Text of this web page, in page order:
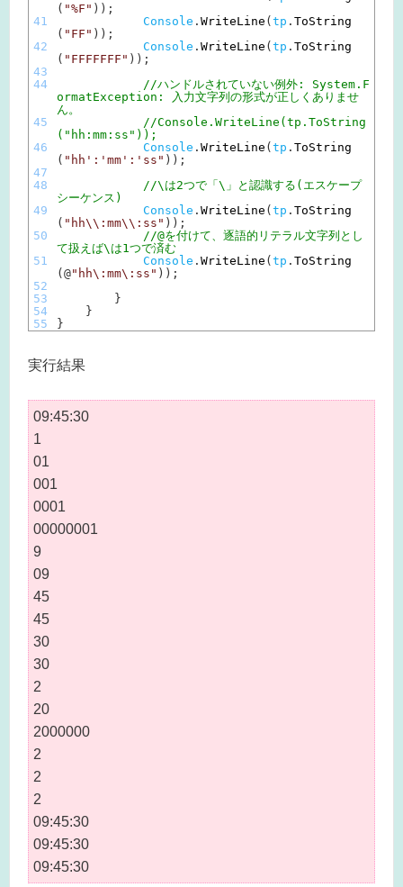
41
42
43
44
45
46
47
48
49
50
51
52
53
54
55
( "%F" ) ) ;
Console . WriteLine (tp . ToString
( "FF" ) ) ;
Console . WriteLine (tp . ToString
( "FFFFFFF" ) ) ;
//ハンドルされていない例外: System.F
ormatException: 入力文字列の形式が正しくありませ
ん。
//Console.WriteLine(tp.ToString
("hh:mm:ss"));
Console . WriteLine (tp . ToString
( "hh':'mm':'ss" ) ) ;
//\は2つで「\」と認識する(エスケープ
シーケンス)
Console . WriteLine (tp . ToString
( "hh\\:mm\\:ss" ) ) ;
//@を付けて、逐語的リテラル文字列とし
て扱えば\は1つで済む
Console . WriteLine (tp . ToString
(@"hh\:mm\:ss" ) ) ;
}
}
}
実行結果
09:45:30
1
01
001
0001
00000001
9
09
45
45
30
30
2
20
2000000
2
2
2
09:45:30
09:45:30
09:45:30